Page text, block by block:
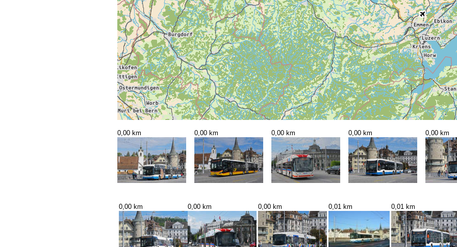
0,00 km 0,00 km 0,00 km 0,00 km 0,00 km
0,00 km 0,00 km 0,00 km 0,01 km 0,01 km